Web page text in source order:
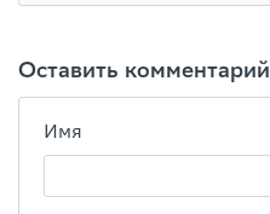
Оставить комментарий
Имя